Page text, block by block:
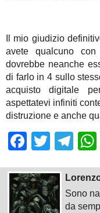
Il mio giudizio
avete qualcuno
dovrebbe neanche
di farlo in 4 sullo
acquisto digitale
aspettatevi infiniti
distruzione e anche
Sono
da